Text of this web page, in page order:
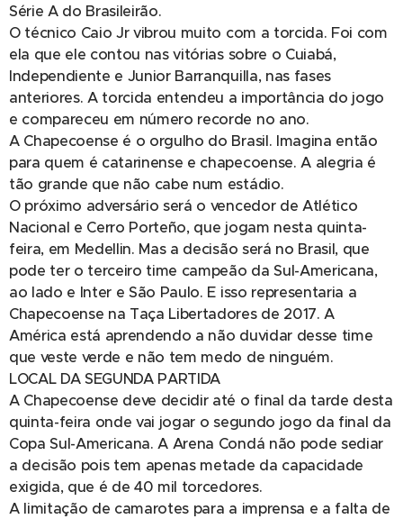
Série A do Brasileirão.
O técnico Caio Jr vibrou muito com a torcida. Foi com
ela que ele contou nas vitórias sobre o Cuiabá,
Independiente e Junior Barranquilla, nas fases
anteriores. A torcida entendeu a importância do jogo
e compareceu em número recorde no ano.
A Chapecoense é o orgulho do Brasil. Imagina então
para quem é catarinense e chapecoense. A alegria é
tão grande que não cabe num estádio.
O próximo adversário será o vencedor de Atlético
Nacional e Cerro Porteño, que jogam nesta quinta-
feira, em Medellin. Mas a decisão será no Brasil, que
pode ter o terceiro time campeão da Sul-Americana,
ao lado e Inter e São Paulo. E isso representaria a
Chapecoense na Taça Libertadores de 2017. A
América está aprendendo a não duvidar desse time
que veste verde e não tem medo de ninguém.
LOCAL DA SEGUNDA PARTIDA
A Chapecoense deve decidir até o final da tarde desta
quinta-feira onde vai jogar o segundo jogo da final da
Copa Sul-Americana. A Arena Condá não pode sediar
a decisão pois tem apenas metade da capacidade
exigida, que é de 40 mil torcedores.
A limitação de camarotes para a imprensa e a falta de